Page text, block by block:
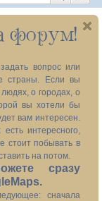
форум!
вопрос или
страны. Если вы
о городах, о
вы хотели бы
вам интересен.
интересного,
стоит побывать в
на потом.
сразу
сначала